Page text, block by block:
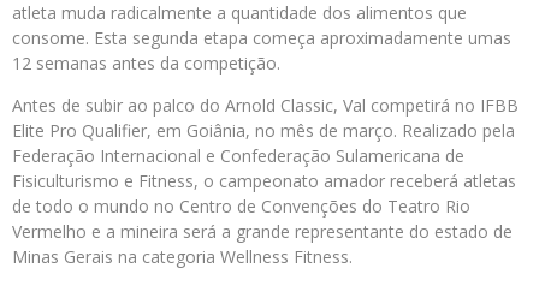
atleta muda radicalmente a quantidade dos alimentos que
consome. Esta segunda etapa começa aproximadamente umas
12 semanas antes da competição.
Antes de subir ao palco do Arnold Classic, Val competirá no IFBB
Elite Pro Qualifier, em Goiânia, no mês de março. Realizado pela
Federação Internacional e Confederação Sulamericana de
Fisiculturismo e Fitness, o campeonato amador receberá atletas
de todo o mundo no Centro de Convenções do Teatro Rio
Vermelho e a mineira será a grande representante do estado de
Minas Gerais na categoria Wellness Fitness.